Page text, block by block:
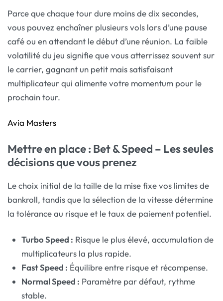
Parce que chaque tour dure moins de dix secondes,
vous pouvez enchaîner plusieurs vols lors d’une pause
café ou en attendant le début d’une réunion. La faible
volatilité du jeu signifie que vous atterrissez souvent sur
le carrier, gagnant un petit mais satisfaisant
multiplicateur qui alimente votre momentum pour le
prochain tour.
Avia Masters
Mettre en place : Bet & Speed – Les seules
décisions que vous prenez
Le choix initial de la taille de la mise fixe vos limites de
bankroll, tandis que la sélection de la vitesse détermine
la tolérance au risque et le taux de paiement potentiel.
Turbo Speed : Risque le plus élevé, accumulation de
multiplicateurs la plus rapide.
Fast Speed : Équilibre entre risque et récompense.
Normal Speed : Paramètre par défaut, rythme
stable.